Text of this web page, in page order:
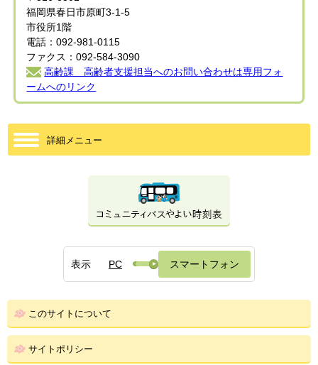
福岡県春日市原町3-1-5
市役所1階
電話：092-981-0115
ファクス：092-584-3090
高齢課 高齢者支援担当へのお問い合わせは専用フォ
ームへのリンク
詳細メニュー
表示 PC スマートフォン
このサイトについて
サイトポリシー